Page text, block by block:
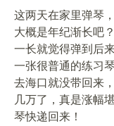
这两天在家里弹琴
大概是年纪渐长吧
一长就觉得弹到后
一张很普通的练习
去海口就没带回来
几万了，真是涨幅
琴快递回来！